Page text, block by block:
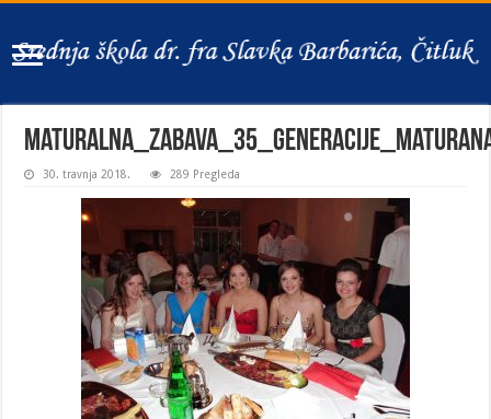
30. travnja 2018. 289 Pregleda